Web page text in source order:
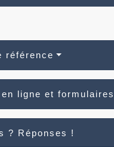
référence
ligne et formulaires
? Réponses !